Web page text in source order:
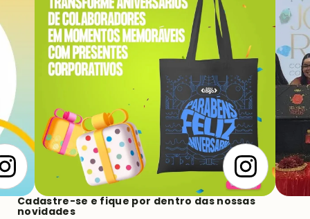
Cadastre-se e fique por dentro das nossas
novidades